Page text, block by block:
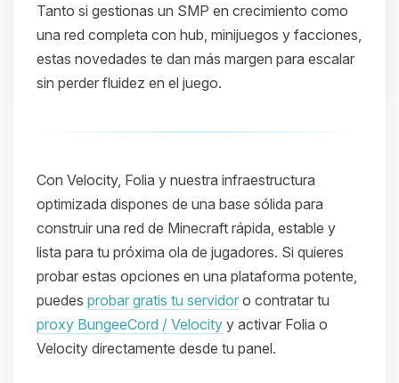
Tanto si gestionas un SMP en crecimiento como
una red completa con hub, minijuegos y facciones,
estas novedades te dan más margen para escalar
sin perder fluidez en el juego.
Con Velocity, Folia y nuestra infraestructura
optimizada dispones de una base sólida para
construir una red de Minecraft rápida, estable y
lista para tu próxima ola de jugadores. Si quieres
probar estas opciones en una plataforma potente,
puedes probar gratis tu servidor o contratar tu
proxy BungeeCord / Velocity y activar Folia o
Velocity directamente desde tu panel.